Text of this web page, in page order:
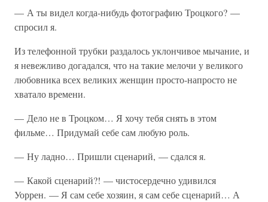
— А ты видел когда-нибудь фотографию Троцкого? —
спросил я.
Из телефонной трубки раздалось уклончивое мычание, и
я невежливо догадался, что на такие мелочи у великого
любовника всех великих женщин просто-напросто не
хватало времени.
— Дело не в Троцком… Я хочу тебя снять в этом
фильме… Придумай себе сам любую роль.
— Ну ладно… Пришли сценарий, — сдался я.
— Какой сценарий?! — чистосердечно удивился
Уоррен. — Я сам себе хозяин, я сам себе сценарий… А